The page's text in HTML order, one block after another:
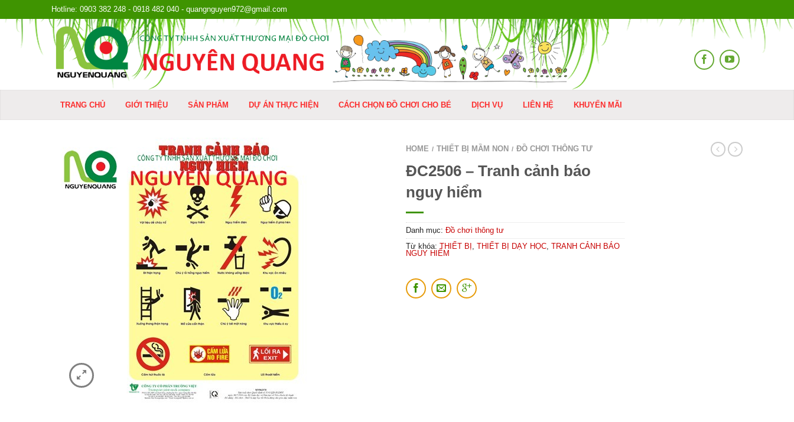
Hotline: 0903 382 248 - 0918 482 040 - quangnguyen972@gmail.com
TRANG CHỦ GIỚI THIỆU SẢN PHẨM DỰ ÁN THỰC HIỆN CÁCH CHỌN ĐỒ CHƠI CHO BÉ DỊCH VỤ LIÊN HỆ KHUYẾN MÃI
HOME / THIẾT BỊ MẦM NON / ĐỒ CHƠI THÔNG TƯ
ĐC2506 – Tranh cảnh báo
nguy hiểm
Danh mục: Đồ chơi thông tư
Từ khóa: THIẾT BỊ THIẾT BỊ DẠY HỌC TRANH CẢNH BÁO
NGUY HIỂM